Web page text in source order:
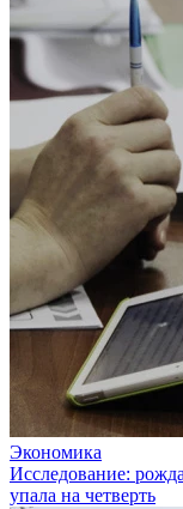
Экономика
Исследование:
упала на четверть